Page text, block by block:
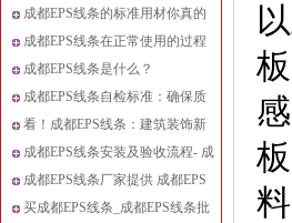
做?
成都EPS线条的标准用材你真的
了解吗?
成都EPS线条在正常使用的过程
中应该如何养护?
成都EPS线条是什么？
成都EPS线条自检标准：确保质
量与美观的双重保
看！成都EPS线条：建筑装饰新
宠，惊艳设计界！
成都EPS线条安装及验收流程- 成
都EPS线条
成都EPS线条厂家提供 成都EPS
线条价格还便宜
买成都EPS线条_成都EPS线条批